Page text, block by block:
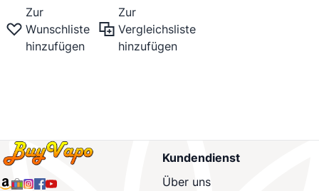
Zur
Wunschliste
hinzufügen
Zur
Vergleichsliste
hinzufügen
Kundendienst
Über uns